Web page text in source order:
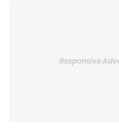
Responsive